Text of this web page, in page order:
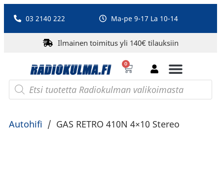
03 2140 222 Ma-pe 9-17 La 10-14
Ilmainen toimitus yli 140€ tilauksiin
0
Autohifi / GAS RETRO 410N 4×10 Stereo